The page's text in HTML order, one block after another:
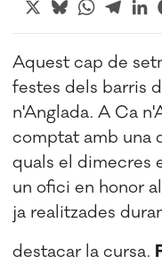
Aquest cap de
festes dels barris
n'Anglada. A Ca
comptat amb una
quals el dimecres
un ofici en honor
ja realitzades
destacar la cursa.